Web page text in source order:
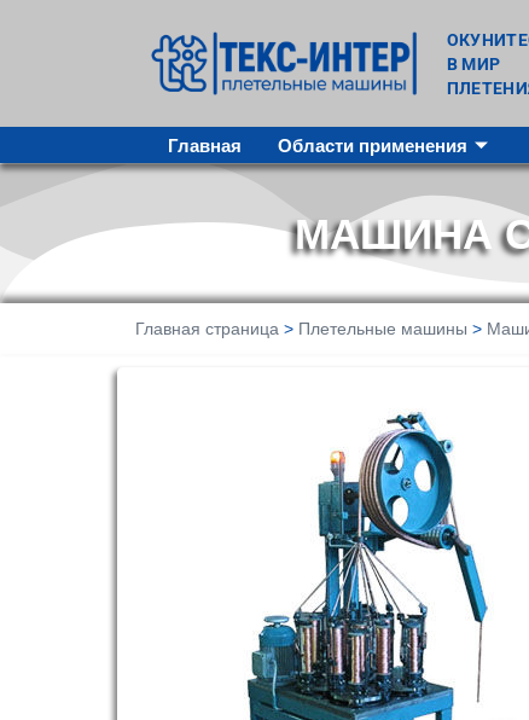
В МИР
Главная Области применения
МАШИНА
Главная страница > Плетельные машины >